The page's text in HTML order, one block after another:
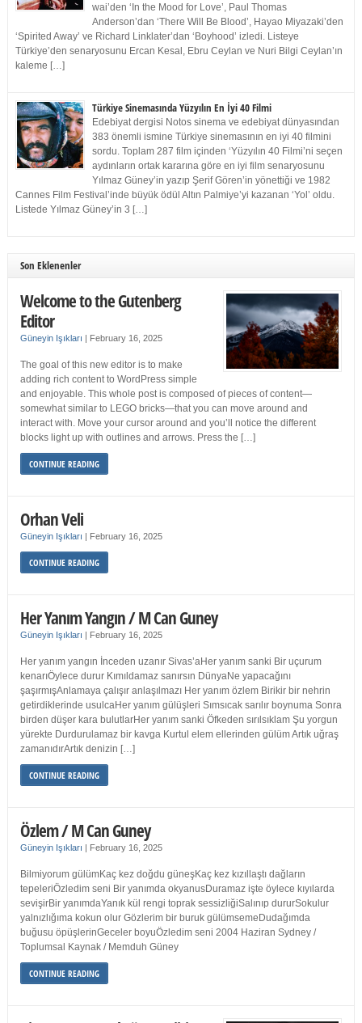
wai’den ‘In the Mood for Love’, Paul Thomas
Anderson’dan ‘There Will Be Blood’, Hayao Miyazaki’den
‘Spirited Away’ ve Richard Linklater’dan ‘Boyhood’ izledi. Listeye
Türkiye’den senaryosunu Ercan Kesal, Ebru Ceylan ve Nuri Bilgi Ceylan’ın
kaleme […]
Türkiye Sinemasında Yüzyılın En İyi 40 Filmi
Edebiyat dergisi Notos sinema ve edebiyat dünyasından
383 önemli ismine Türkiye sinemasının en iyi 40 filmini
sordu. Toplam 287 film içinden ‘Yüzyılın 40 Filmi’ni seçen
aydınların ortak kararına göre en iyi film senaryosunu
Yılmaz Güney’in yazıp Şerif Gören’in yönettiği ve 1982
Cannes Film Festival’inde büyük ödül Altın Palmiye’yi kazanan ‘Yol’ oldu.
Listede Yılmaz Güney’in 3 […]
Son Eklenenler
Welcome to the Gutenberg
Editor
Güneyin Işıkları | February 16, 2025
The goal of this new editor is to make
adding rich content to WordPress simple
and enjoyable. This whole post is composed of pieces of content—
somewhat similar to LEGO bricks—that you can move around and
interact with. Move your cursor around and you’ll notice the different
blocks light up with outlines and arrows. Press the […]
CONTINUE READING
Orhan Veli
Güneyin Işıkları | February 16, 2025
CONTINUE READING
Her Yanım Yangın / M Can Guney
Güneyin Işıkları | February 16, 2025
Her yanım yangın İnceden uzanır Sivas’aHer yanım sanki Bir uçurum
kenarıÖylece durur Kımıldamaz sanırsın DünyaNe yapacağını
şaşırmışAnlamaya çalışır anlaşılmazı Her yanım özlem Birikir bir nehrin
getirdiklerinde usulcaHer yanım gülüşleri Sımsıcak sarılır boynuma Sonra
birden düşer kara bulutlarHer yanım sanki Öfkeden sırılsıklam Şu yorgun
yürekte Durdurulamaz bir kavga Kurtul elem ellerinden gülüm Artık uğraş
zamanıdırArtık denizin […]
CONTINUE READING
Özlem / M Can Guney
Güneyin Işıkları | February 16, 2025
Bilmiyorum gülümKaç kez doğdu güneşKaç kez kızıllaştı dağların
tepeleriÖzledim seni Bir yanımda okyanusDuramaz işte öylece kıyılarda
sevişirBir yanımdaYanık kül rengi toprak sessizliğiSalınıp dururSokulur
yalnızlığıma kokun olur Gözlerim bir buruk gülümsemeDudağımda
buğusu öpüşlerinGeceler boyuÖzledim seni 2004 Haziran Sydney /
Toplumsal Kaynak / Memduh Güney
CONTINUE READING